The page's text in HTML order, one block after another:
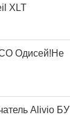
XLT
Одисей!Не
Alivio БУ